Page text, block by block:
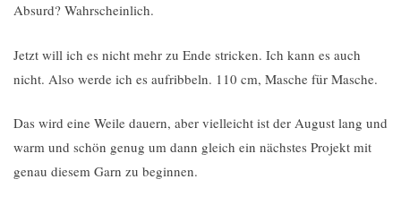
Absurd? Wahrscheinlich.
Jetzt will ich es nicht mehr zu Ende stricken. Ich kann es auch
nicht. Also werde ich es aufribbeln. 110 cm, Masche für Masche.
Das wird eine Weile dauern, aber vielleicht ist der August lang und
warm und schön genug um dann gleich ein nächstes Projekt mit
genau diesem Garn zu beginnen.